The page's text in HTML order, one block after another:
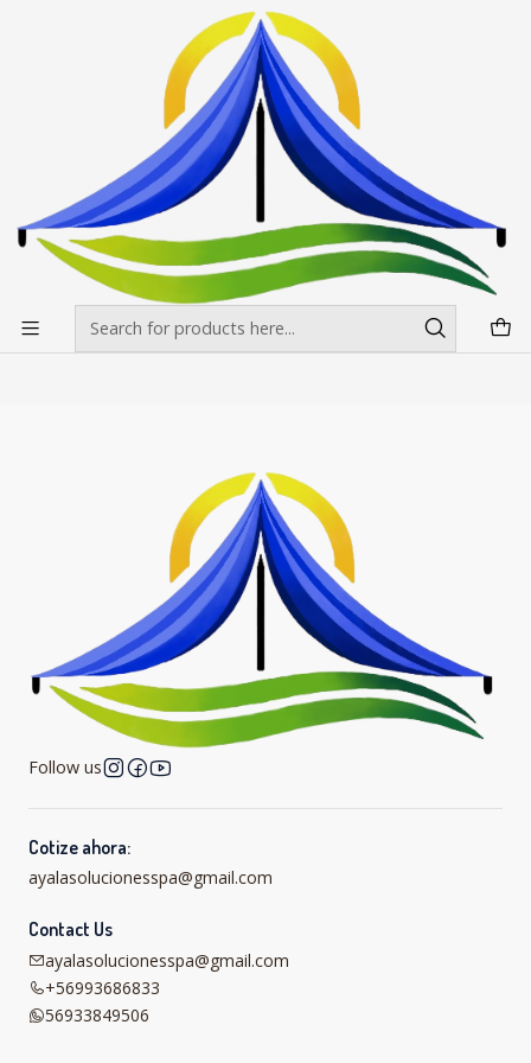
Envíos gratis desde $500.000 en Santiago
Toldos 2x3 Fierro blanco Reforzado
Toldos 2x3 Fierro blanco Reforzado
+7
Toldos 2x3 Fierro blanco Reforzado
from $0 CLP
Follow us
Cotize ahora:
ayalasolucionesspa@gmail.com
Contact Us
ayalasolucionesspa@gmail.com
+56993686833
56933849506